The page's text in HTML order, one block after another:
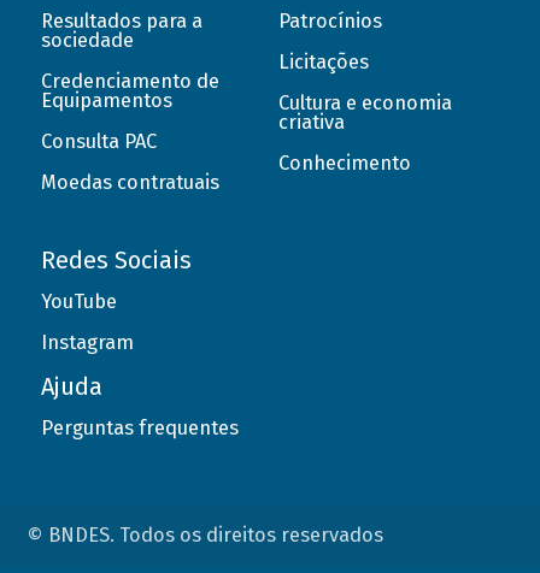
Resultados para a
sociedade
Credenciamento de
Equipamentos
Consulta PAC
Moedas contratuais
Patrocínios
Licitações
Cultura e economia
criativa
Conhecimento
Redes Sociais
YouTube
Instagram
Ajuda
Perguntas frequentes
© BNDES. Todos os direitos reservados